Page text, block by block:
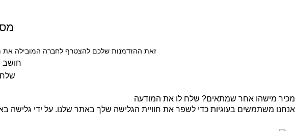
זאת ההזדמנות שלכם להצטרף לחברה המובילה את
שלח
מכיר מישהו אחר שמתאים? שלח לו את המודעה
אנחנו משתמשים בעוגיות כדי לשפר את חוויית הגלישה שלך באתר שלנו. על ידי גלישה